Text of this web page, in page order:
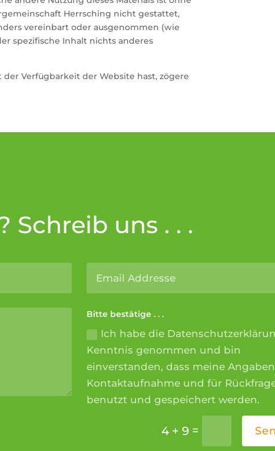
Herrsching nicht gestattet,
vereinbart oder ausgenommen (wie
spezifische Inhalt nichts anderes
Verfügbarkeit der Website hast, zögere
Schreib uns . . .
Bitte bestätige . . .
Ich habe die
Kenntnis genommen und bin
einverstanden, dass meine
Kontaktaufnahme und für
benutzt und gespeichert werden.
4 + 9 =